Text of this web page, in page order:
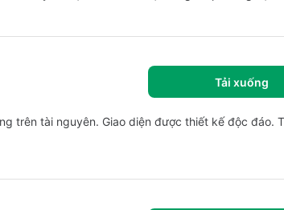
Tải xuống
trên tài nguyên. Giao diện được thiết kế độc đáo.